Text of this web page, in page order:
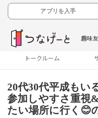
アプリを入手
趣味
トークルーム
20代30代平成もい
参加しやすさ重視
たい場所に行く😊